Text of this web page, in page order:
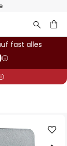
fast alles